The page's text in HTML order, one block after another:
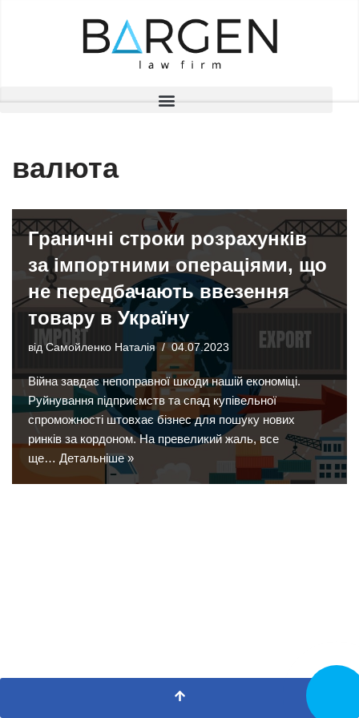
валюта
Граничні строки розрахунків
за імпортними операціями, що
не передбачають ввезення
товару в Україну
відСамойленко Наталія 04.07.2023
Війна завдає непоправної шкоди нашій економіці.
Руйнування підприємств та спад купівельної
спроможності штовхає бізнес для пошуку нових
ринків за кордоном. На превеликий жаль, все
ще… Детальніше »